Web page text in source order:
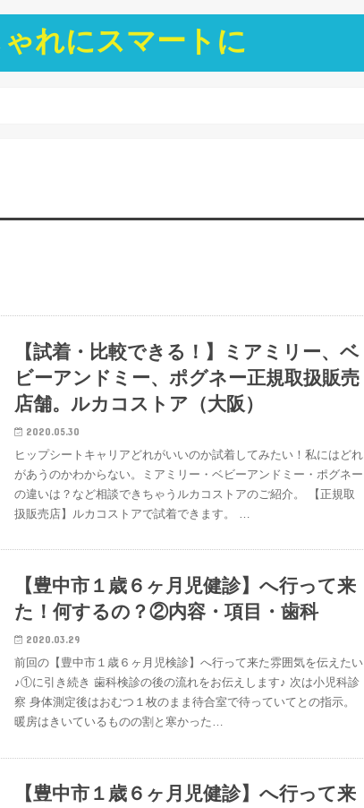
ゃれにスマートに
【試着・比較できる！】ミアミリー、ベ
ビーアンドミー、ポグネー正規取扱販売
店舗。ルカコストア（大阪）
2020.05.30
ヒップシートキャリアどれがいいのか試着してみたい！私にはどれ
があうのかわからない。ミアミリー・ベビーアンドミー・ポグネー
の違いは？など相談できちゃうルカコストアのご紹介。 【正規取
扱販売店】ルカコストアで試着できます。 …
【豊中市１歳６ヶ月児健診】へ行って来
た！何するの？②内容・項目・歯科
2020.03.29
前回の【豊中市１歳６ヶ月児検診】へ行って来た雰囲気を伝えたい
♪①に引き続き 歯科検診の後の流れをお伝えします♪ 次は小児科診
察 身体測定後はおむつ１枚のまま待合室で待っていてとの指示。
暖房はきいているものの割と寒かった…
【豊中市１歳６ヶ月児健診】へ行って来